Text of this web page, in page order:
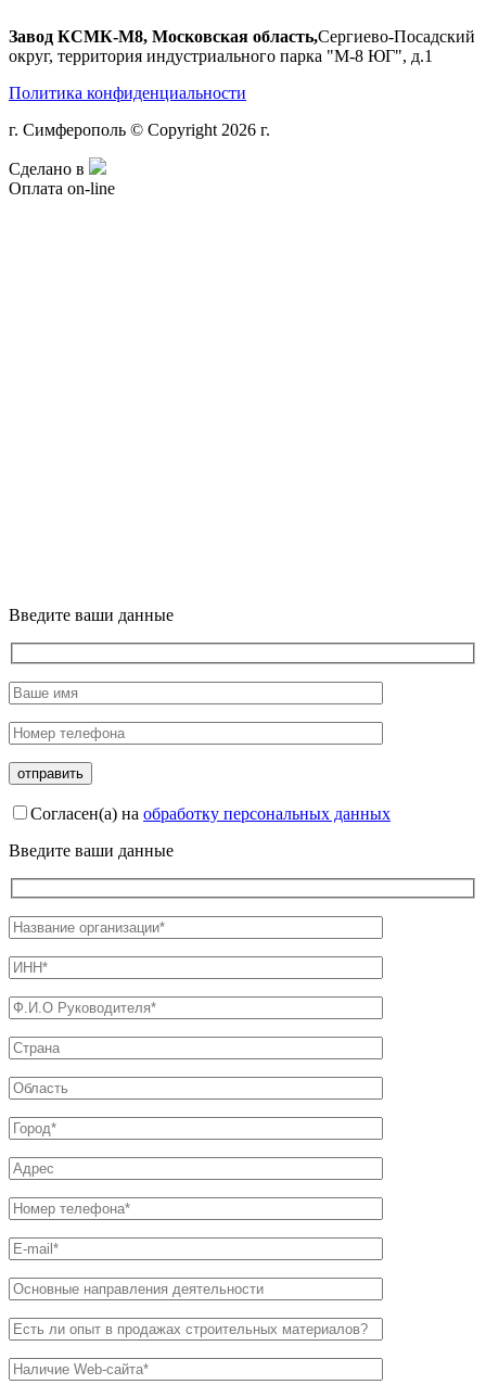
Завод КСМК-М8, Московская область,Сергиево-Посадский
округ, территория индустриального парка "М-8 ЮГ", д.1
Политика конфиденциальности
г. Симферополь © Copyright 2026 г.
Сделано в
Оплата on-line
Введите ваши данные
Согласен(а) на обработку персональных данных
Введите ваши данные